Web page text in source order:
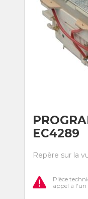
EC4289
Repère sur la
Pièce
appel à l'un